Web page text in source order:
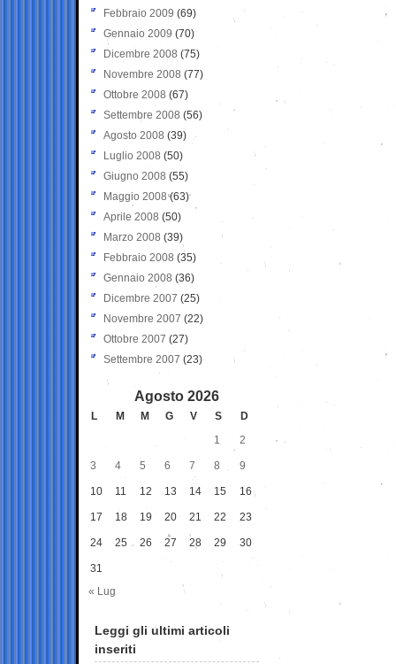
Febbraio 2009 (69)
Gennaio 2009 (70)
Dicembre 2008 (75)
Novembre 2008 (77)
Ottobre 2008 (67)
Settembre 2008 (56)
Agosto 2008 (39)
Luglio 2008 (50)
Giugno 2008 (55)
Maggio 2008(63)
Aprile 2008 (50)
Marzo 2008 (39)
Febbraio 2008 (35)
Gennaio 2008 (36)
Dicembre 2007 (25)
Novembre 2007 (22)
Ottobre 2007 (27)
Settembre 2007 (23)
Agosto 2026
L M M G V S
D
1
2
3 4 5 6 7 8 9
10 11 12 13 14 15 16
17 18 19 20 21 22 23
24 25 26 27 28 29 30
31
« Lug
Leggi gli ultimi articoli
inseriti